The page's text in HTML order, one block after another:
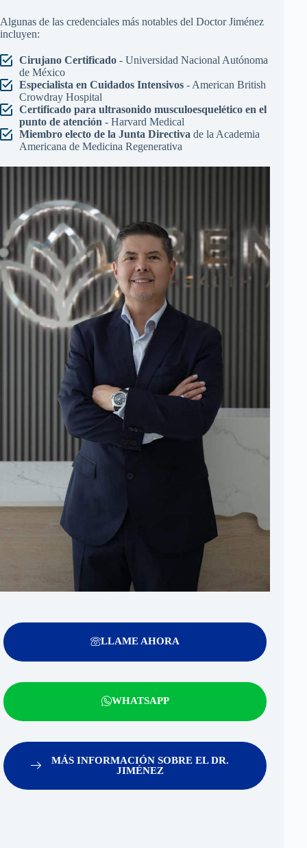
Algunas de las credenciales más notables del Doctor Jiménez
incluyen:
Cirujano Certificado- Universidad Nacional Autónoma
de México
Especialista en Cuidados Intensivos- American British
Crowdray Hospital
Certificado para ultrasonido musculoesquelético en el
punto de atención - Harvard Medical
Miembro electo de la Junta Directiva de la Academia
Americana de Medicina Regenerativa
LLAME AHORA
WHATSAPP
MÁS INFORMACIÓN SOBRE EL DR.
JIMÉNEZ